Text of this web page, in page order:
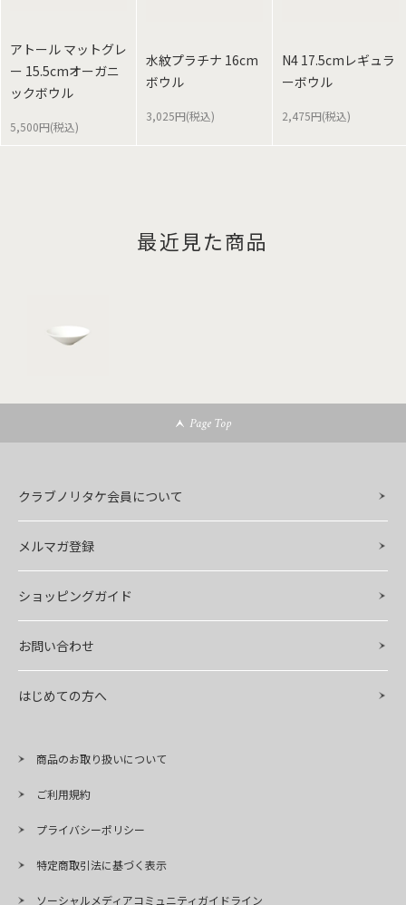
アトール マットグレ
ー 15.5cmオーガニ
ックボウル
5,500円(税込)
水紋プラチナ 16cm
ボウル
3,025円(税込)
N4 17.5cmレギュラ
ーボウル
2,475円(税込)
最近見た商品
Page Top
クラブノリタケ会員について
メルマガ登録
ショッピングガイド
お問い合わせ
はじめての方へ
商品のお取り扱いについて
ご利用規約
プライバシーポリシー
特定商取引法に基づく表示
ソーシャルメディアコミュニティガイドライン